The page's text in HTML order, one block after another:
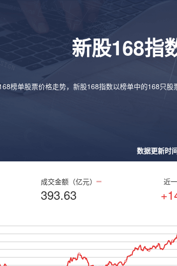
新股168指
榜单股票价格走势，新股168指数以榜单中的168只股
数据更新时
成交金额（亿元）
393.63
近